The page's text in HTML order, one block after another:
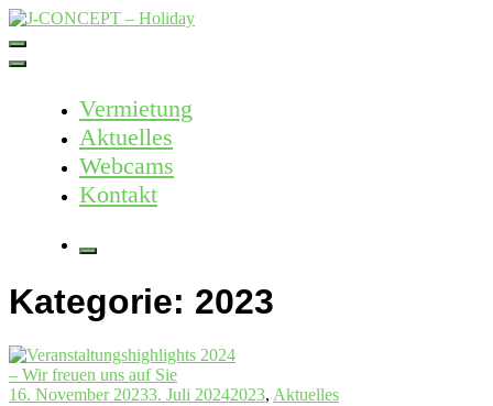
Skip
to
content
Vermietung
Aktuelles
Webcams
Kontakt
More
Kategorie: 2023
16. November 20233. Juli 20242023, Aktuelles